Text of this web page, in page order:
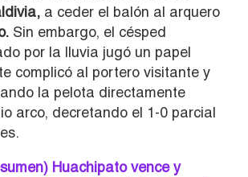
a ceder el balón al arquero
Sin embargo, el césped
por la lluvia jugó un papel
complicó al portero visitante y
la pelota directamente
arco, decretando el 1-0 parcial
Huachipato vence y